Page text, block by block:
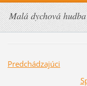
Malá dychová
Predchádzajúci